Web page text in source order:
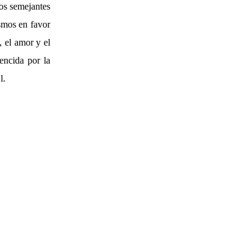
semejantes
en favor
el amor y el
por la